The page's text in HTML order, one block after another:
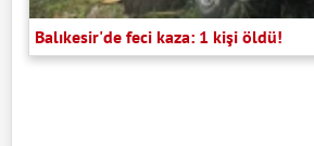
Balıkesir'de feci kaza: 1 kişi öldü!